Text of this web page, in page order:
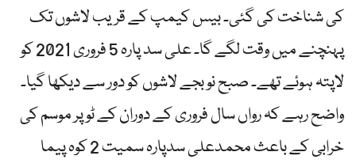
کی شناخت کی گئی۔ بیس کیمپ کے قریب لاشوں تک
پہنچنے میں وقت لگے گا۔ علی سد پارہ 5 فروری 2021 کو
لاپتہ ہوئے تھے۔ صبح نو بجے لاشوں کو دور سے دیکھا گیا۔
واضح رہے کہ رواں سال فروری کے دوران کے ٹو پر موسم کی
خرابی کے باعث محمدعلی سدپارہ سمیت 2 کوہ پیما